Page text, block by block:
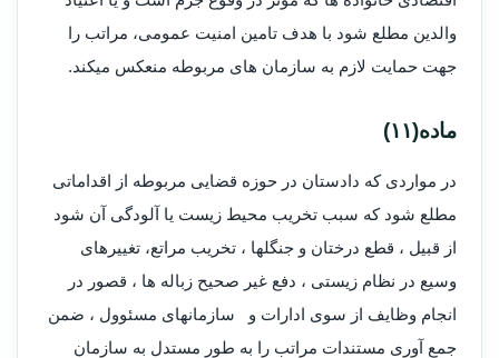
والدین مطلع شود با هدف تامین امنیت عمومی، مراتب را
جهت حمایت لازم به سازمان های مربوطه منعکس می­کند.
ماده(۱۱)
در مواردی که دادستان در حوزه قضایی مربوطه از اقداماتی
مطلع شود که سبب تخریب محیط زیست یا آلودگی آن شود
از قبیل ، قطع درختان و جنگل­ها ، تخریب مراتع، تغییرهای
وسیع در نظام زیستی ، دفع غیر صحیح زباله­ ها ، قصور در
انجام وظایف از سوی ادارات و سازمان­های مسئوول ، ضمن
جمع آوری مستندات مراتب را به طور مستدل به سازمان